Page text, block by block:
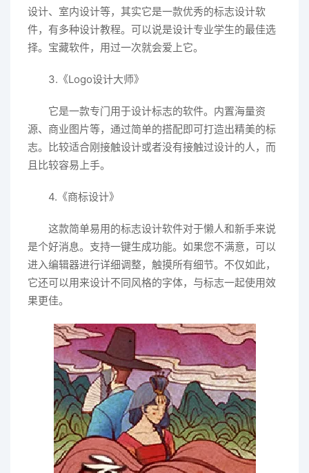
设计、室内设计等，其实它是一款优秀的标志设计软
件，有多种设计教程。可以说是设计专业学生的最佳选
择。宝藏软件，用过一次就会爱上它。
3.《Logo设计大师》
它是一款专门用于设计标志的软件。内置海量资
源、商业图片等，通过简单的搭配即可打造出精美的标
志。比较适合刚接触设计或者没有接触过设计的人，而
且比较容易上手。
4.《商标设计》
这款简单易用的标志设计软件对于懒人和新手来说
是个好消息。支持一键生成功能。如果您不满意，可以
进入编辑器进行详细调整，触摸所有细节。不仅如此，
它还可以用来设计不同风格的字体，与标志一起使用效
果更佳。